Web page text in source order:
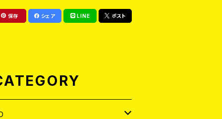
保存 シェア LINE ポスト